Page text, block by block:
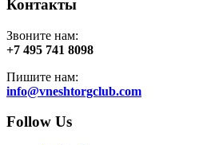
Контакты
Звоните нам:
+7 495 741 8098
Пишите нам:
info@vneshtorgclub.com
Follow Us